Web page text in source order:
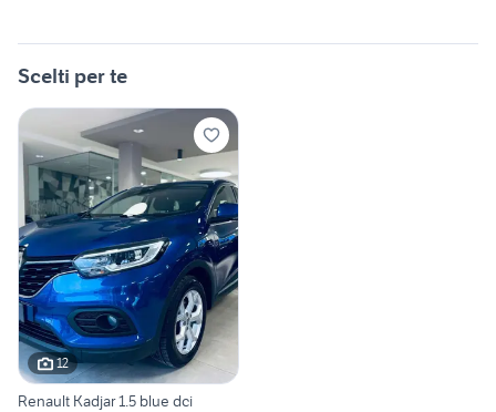
Scelti per te
12
Renault Kadjar 1.5 blue dci